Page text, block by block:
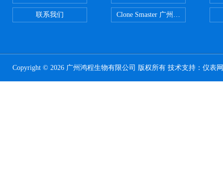
联系我们 Clone Smaster 广州鸿程代理
Copyright © 2026 广州鸿程生物有限公司 版权所有 技术支持： 仪表网